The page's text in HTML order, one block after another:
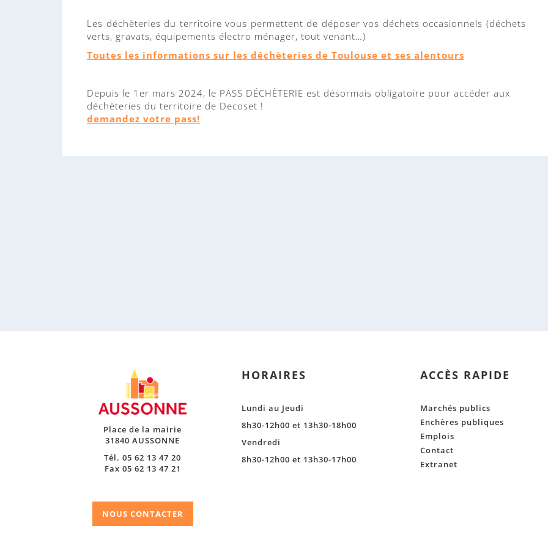
Les déchèteries du territoire vous permettent de déposer vos déchets occasionnels (déchets
verts, gravats, équipements électro ménager, tout venant…)
Toutes les informations sur les déchèteries de Toulouse et ses alentours
Depuis le 1er mars 2024, le PASS DÉCHÈTERIE est désormais obligatoire pour accéder aux
déchèteries du territoire de Decoset !
demandez votre pass!
Place de la mairie
31840 AUSSONNE
Tél. 05 62 13 47 20
Fax 05 62 13 47 21
NOUS CONTACTER
HORAIRES
Lundi au Jeudi
8h30-12h00 et 13h30-18h00
Vendredi
8h30-12h00 et 13h30-17h00
ACCÈS RAPIDE
Marchés publics
Enchères publiques
Emplois
Contact
Extranet